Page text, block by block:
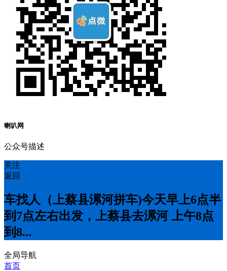
喇叭网
公众号描述
关注
返回
车找人（上蔡县漯河拼车)今天早上6点半
到7点左右出发，上蔡县去漯河 上午8点
到8...
全局导航
首页